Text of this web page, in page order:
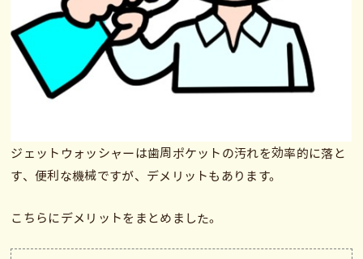
ジェットウォッシャーは歯周ポケットの汚れを効率的に落と
す、便利な機械ですが、デメリットもあります。
こちらにデメリットをまとめました。